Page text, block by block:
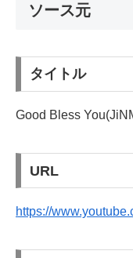
ソース元
タイトル
Good Bless
URL
https://